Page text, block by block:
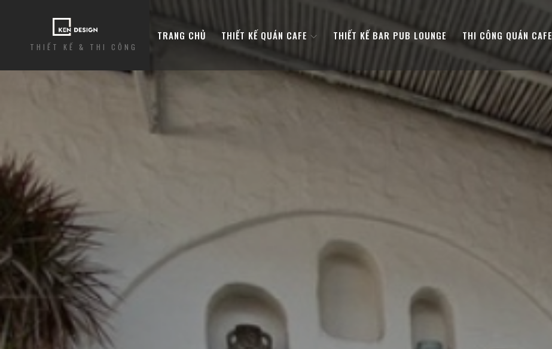
THIẾT KẾ & THI CÔNG
TRANG CHỦ THIẾT KẾ QUÁN CAFE THIẾT KẾ BAR PUB LOUNGE THI CÔNG QUÁN CAFE